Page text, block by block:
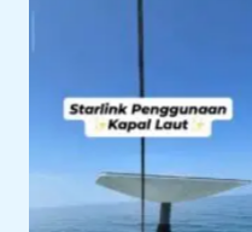
Starlink Untuk
Operasional Pelayaran